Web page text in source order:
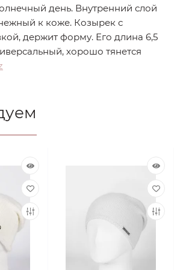
день. Внутренний слой
к коже. Козырек с
держит форму. Его длина 6,5
хорошо тянется